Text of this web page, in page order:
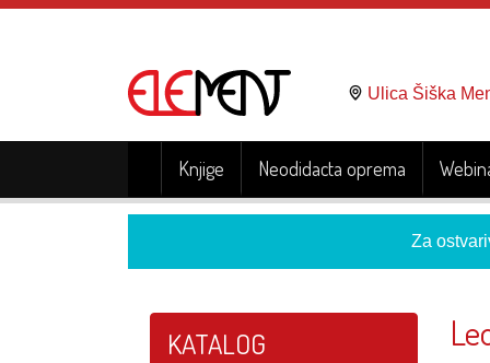
Ulica Šiška
Knjige Neodidacta oprema
Za
KATALOG